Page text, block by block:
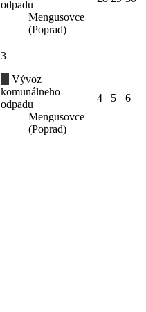
odpadu
Mengusovce
(Poprad)
3
Vývoz
komunálneho
odpadu
Mengusovce
(Poprad)
4 5 6